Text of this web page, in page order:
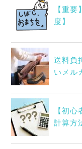
【重
度】
送料負
いメル
【初
計算方